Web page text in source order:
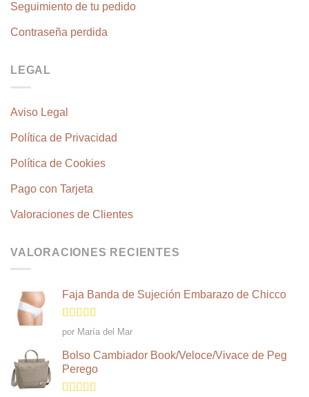
Seguimiento de tu pedido
Contraseña perdida
LEGAL
Aviso Legal
Política de Privacidad
Política de Cookies
Pago con Tarjeta
Valoraciones de Clientes
VALORACIONES RECIENTES
Faja Banda de Sujeción Embarazo de Chicco
Valorado
en
por María del Mar
Bolso Cambiador Book/Veloce/Vivace de Peg
Perego